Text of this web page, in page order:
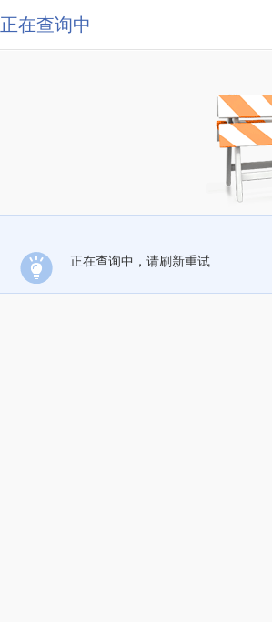
正在查询中
正在查询中，请刷新重试